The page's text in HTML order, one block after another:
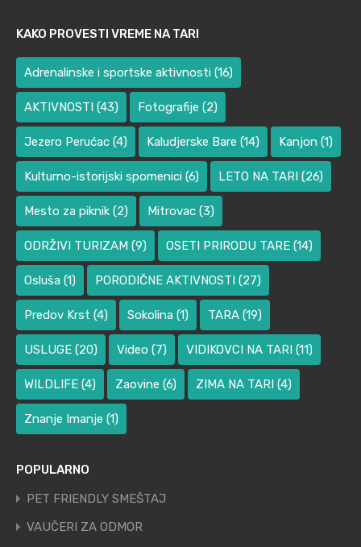
KAKO PROVESTI VREME NA TARI
Adrenalinske i sportske aktivnosti (16)
AKTIVNOSTI (43) Fotografije (2)
Jezero Perućac (4) Kaludjerske Bare (14) Kanjon (1)
Kulturno-istorijski spomenici (6) LETO NA TARI (26)
Mesto za piknik (2) Mitrovac (3)
ODRŽIVI TURIZAM (9) OSETI PRIRODU TARE (14)
Osluša (1) PORODIČNE AKTIVNOSTI (27)
Predov Krst (4) Sokolina (1) TARA (19)
USLUGE (20) Video (7) VIDIKOVCI NA TARI (11)
WILDLIFE (4) Zaovine (6) ZIMA NA TARI (4)
Znanje Imanje (1)
POPULARNO
PET FRIENDLY SMEŠTAJ
VAUČERI ZA ODMOR